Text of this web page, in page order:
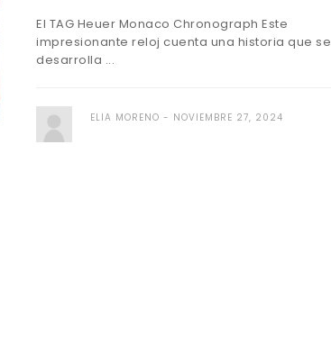
El TAG Heuer Monaco Chronograph Este
impresionante reloj cuenta una historia que se
desarrolla ...
ELIA MORENO NOVIEMBRE 27, 2024